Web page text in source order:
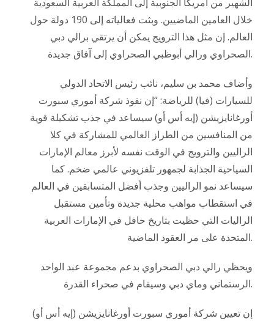
خلال العامين الماضيين. وبثت فعالياته إلى 190 دولة حول
العالم. إن مثل هذا الترويج يمكن أن يرتقي برالي دبي
الصحراوي ورالي أبوظبي الصحراوي إلى آفاق جديدة.
وأضاف محمد بن سليم، نائب رئيس الاتحاد الدولي
للسيارات (فيا) للرياضة: “إن نفوذ شركة أموري سبورت
أورغانايزيشن (إيه أس أو) سيساعد في جذب تشكيلة قوية
من المنافسين من الطراز العالمي للمشاركة في كلا
الراليين والترويج في الوقت نفسه لأبرز معالم الإمارات
السياحية الجذابة لجمهور تلفزيوني عالمي ضخم. كما
سيساعد نمو الراليين وجذب أفضل المتسابقين في العالم
في استقطاب مواهب محلية جديدة وتأمين مستقبل
الراليات التي حظيت بتاريخ حافل في الإمارات العربية
المتحدة على مر العقود الماضية.
ويحظي رالي دبي الصحراوي بدعم مجموعة عبد الواحد
الرستماني وماي دبي وسيقام في صحراء القدرة.
إن تعيين شركة أموري سبورت أورغانايزيشن (إيه أس أو)